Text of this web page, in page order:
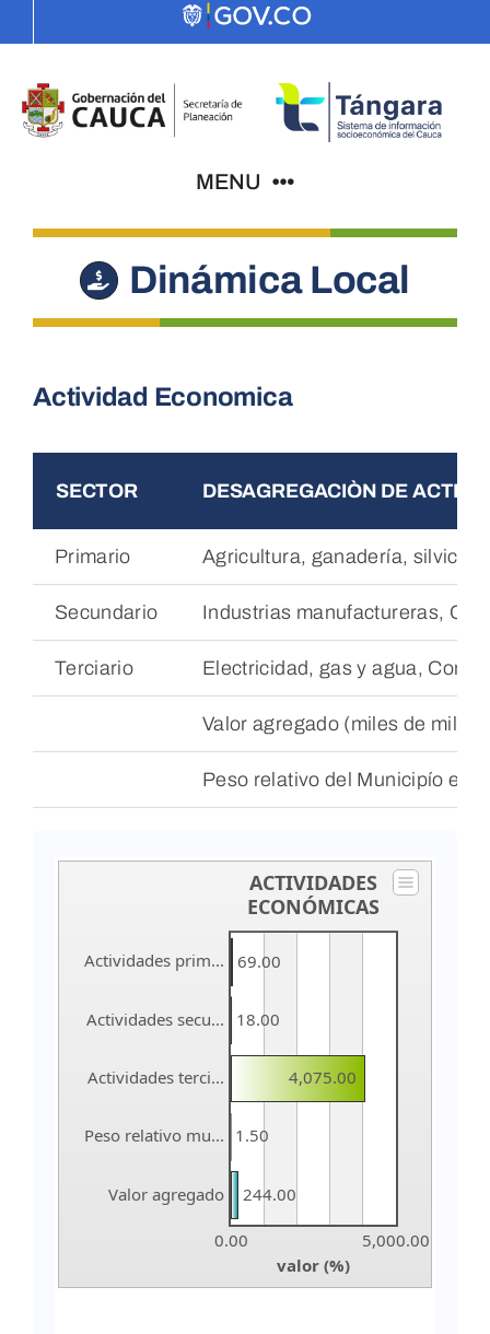
to
content
MENU
Indicadores
PDD
ODS
POD
Geovisores
Dinámica Local
Actividad Economica
SECTOR DESAGREGACIÒN DE
Primario Agricultura, ganadería,
Secundario Industrias manufactureras,
Terciario Electricidad, gas y agua,
Valor agregado (miles de
Peso relativo del Municipío en